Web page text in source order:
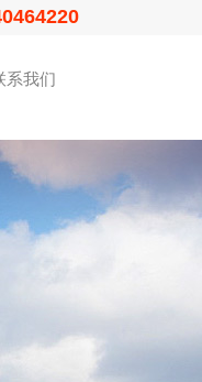
系我们